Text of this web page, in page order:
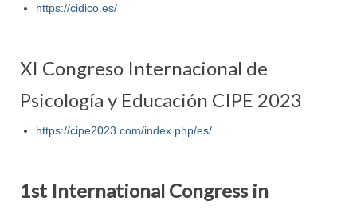
https://cidico.es/
XI Congreso Internacional de
Psicología y Educación CIPE 2023
https://cipe2023.com/index.php/es/
1st International Congress in